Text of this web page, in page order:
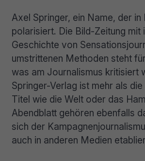
Axel Springer, ein Name, der in
polarisiert. Die Bild-Zeitung mit
Geschichte von
umstrittenen Methoden steht
was am Journalismus kritisiert
Springer-Verlag ist mehr als
Titel wie die Welt oder das
Abendblatt gehören ebenfalls
sich der
auch in anderen Medien